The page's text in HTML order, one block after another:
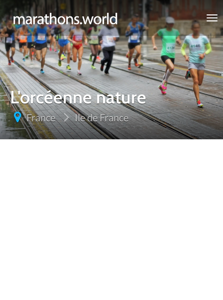
marathons.world
L'orcéenne nature
France Ile de France